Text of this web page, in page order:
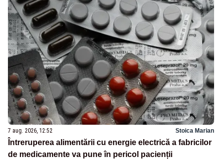
7 aug. 2026, 12:52 Stoica Marian
Întreruperea alimentării cu energie electrică a fabricilor
de medicamente va pune în pericol pacienții